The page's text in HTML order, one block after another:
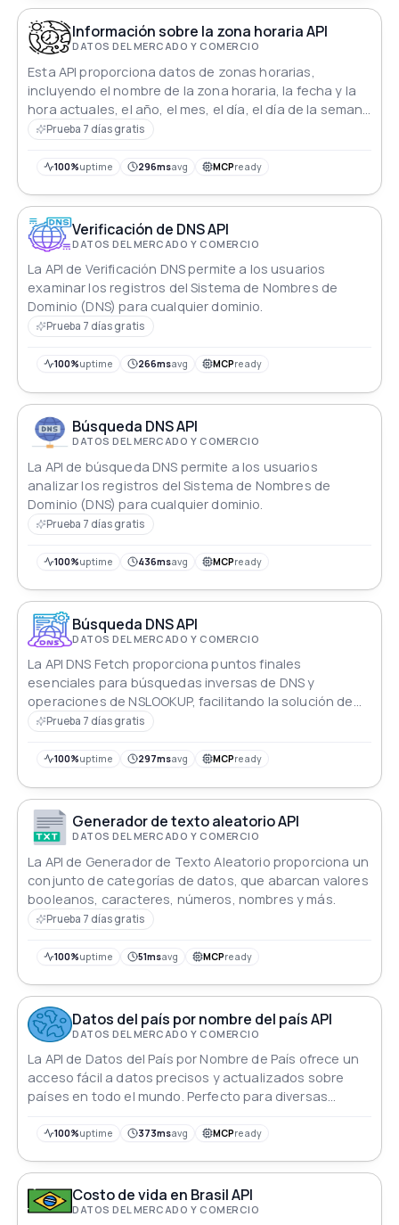
Información sobre la zona horaria API
DATOS DEL MERCADO Y COMERCIO
Esta API proporciona datos de zonas horarias,
incluyendo el nombre de la zona horaria, la fecha y la
hora actuales, el año, el mes, el día, el día de la semana
y los componentes de tiempo precisos.
Prueba 7 días gratis
100%uptime 296msavg MCPready
Verificación de DNS API
DATOS DEL MERCADO Y COMERCIO
La API de Verificación DNS permite a los usuarios
examinar los registros del Sistema de Nombres de
Dominio (DNS) para cualquier dominio.
Prueba 7 días gratis
100%uptime 266msavg MCPready
Búsqueda DNS API
DATOS DEL MERCADO Y COMERCIO
La API de búsqueda DNS permite a los usuarios
analizar los registros del Sistema de Nombres de
Dominio (DNS) para cualquier dominio.
Prueba 7 días gratis
100%uptime 436msavg MCPready
Búsqueda DNS API
DATOS DEL MERCADO Y COMERCIO
La API DNS Fetch proporciona puntos finales
esenciales para búsquedas inversas de DNS y
operaciones de NSLOOKUP, facilitando la solución de
problemas y el diagnóstico de redes de manera
Prueba 7 días gratis
100%uptime 297msavg MCPready
Generador de texto aleatorio API
DATOS DEL MERCADO Y COMERCIO
La API de Generador de Texto Aleatorio proporciona un
conjunto de categorías de datos, que abarcan valores
booleanos, caracteres, números, nombres y más.
Prueba 7 días gratis
100%uptime 51msavg MCPready
Datos del país por nombre del país API
DATOS DEL MERCADO Y COMERCIO
La API de Datos del País por Nombre de País ofrece un
acceso fácil a datos precisos y actualizados sobre
países en todo el mundo. Perfecto para diversas
100%uptime 373msavg MCPready
Costo de vida en Brasil API
DATOS DEL MERCADO Y COMERCIO